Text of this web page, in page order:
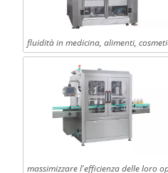
fluidità in medicina, alimenti,
massimizzare l'efficienza delle loro